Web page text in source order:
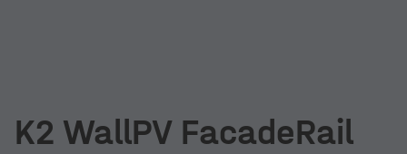
K2 WallPV FacadeRail